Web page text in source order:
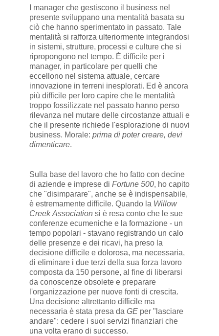
I manager che gestiscono il business nel
presente sviluppano una mentalità basata su
ciò che hanno sperimentato in passato. Tale
mentalità si rafforza ulteriormente integrandosi
in sistemi, strutture, processi e culture che si
ripropongono nel tempo. È difficile per i
manager, in particolare per quelli che
eccellono nel sistema attuale, cercare
innovazione in terreni inesplorati. Ed è ancora
più difficile per loro capire che le mentalità
troppo fossilizzate nel passato hanno perso
rilevanza nel mutare delle circostanze attuali e
che il presente richiede l'esplorazione di nuovi
business. Morale: prima di poter creare, devi
dimenticare.
Sulla base del lavoro che ho fatto con decine
di aziende e imprese di Fortune 500, ho capito
che "disimparare", anche se è indispensabile,
è estremamente difficile. Quando la Willow
Creek Associationsi è resa conto che le sue
conferenze ecumeniche e la formazione - un
tempo popolari - stavano registrando un calo
delle presenze e dei ricavi, ha preso la
decisione difficile e dolorosa, ma necessaria,
di eliminare i due terzi della sua forza lavoro
composta da 150 persone, al fine di liberarsi
da conoscenze obsolete e preparare
l'organizzazione per nuove fonti di crescita.
Una decisione altrettanto difficile ma
necessaria è stata presa da GEper "lasciare
andare": cedere i suoi servizi finanziari che
una volta erano di successo.